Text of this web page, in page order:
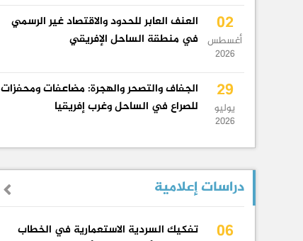
02
أغسطس
2026
العنف العابر للحدود والاقتصاد غير الرسمي
في منطقة الساحل الإفريقي
29
يوليو
2026
الجفاف والتصحر والهجرة: مضاعفات ومحفزات
للصراع في الساحل وغرب إفريقيا
دراسات إعلامية
06
تفكيك السردية الاستعمارية في الخطاب